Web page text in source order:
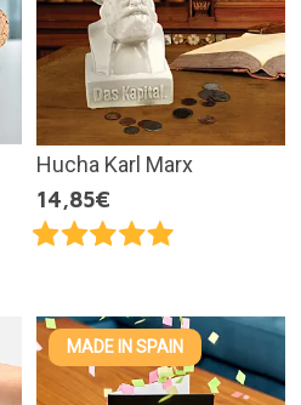
Hucha Karl Marx
14,85€
MADE IN SPAIN